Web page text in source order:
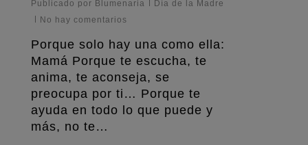
Publicado por Blumenaria
Día de la Madre
No hay comentarios
Porque solo hay una como ella:
Mamá Porque te escucha, te
anima, te aconseja, se
preocupa por ti… Porque te
ayuda en todo lo que puede y
más, no te…